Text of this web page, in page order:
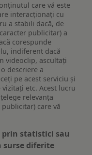
care vă este
interacționați cu
a stabili dacă, de
publicitar) a
corespunde
indiferent dacă
videoclip, ascultați
descriere a
pe acest serviciu și
etc. Acest lucru
relevanța
care vă
statistici sau
surse diferite